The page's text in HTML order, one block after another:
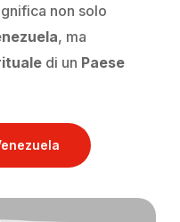
non solo
, ma
di un Paese